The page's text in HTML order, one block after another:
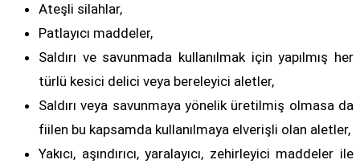
Ateşli silahlar,
Patlayıcı maddeler,
Saldırı ve savunmada kullanılmak için yapılmış her
türlü kesici delici veya bereleyici aletler,
Saldırı veya savunmaya yönelik üretilmiş olmasa da
fiilen bu kapsamda kullanılmaya elverişli olan aletler,
Yakıcı, aşındırıcı, yaralayıcı, zehirleyici maddeler ile